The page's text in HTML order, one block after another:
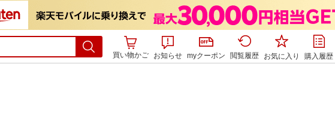
買い物かご お知らせ myクーポン 閲覧履歴 お気に入り 購入履歴